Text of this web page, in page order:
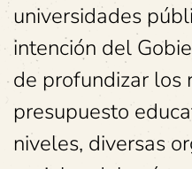
universidades
intención del
de profundizar los
presupuesto
niveles, diversas